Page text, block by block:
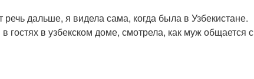
дальше, я видела сама, когда была в Узбекистане.
в узбекском доме, смотрела, как муж общается с